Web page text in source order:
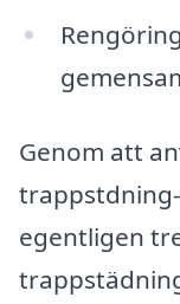
Genom att
egentligen